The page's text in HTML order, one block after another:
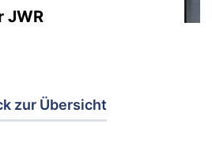
JWR
zur Übersicht